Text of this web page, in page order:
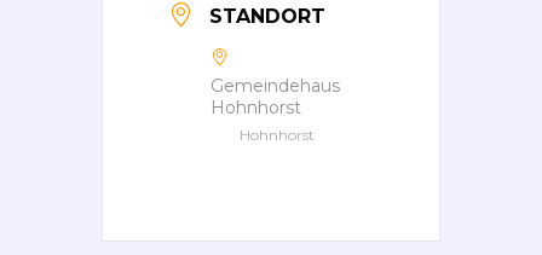
STANDORT
Gemeindehaus
Hohnhorst
Hohnhorst